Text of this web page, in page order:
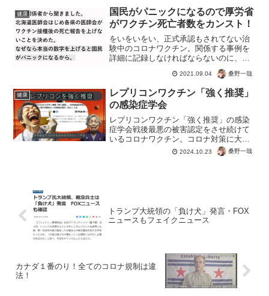
健康
国民がパニックになるので厚労省
がワクチン死亡者数をカンスト！
をいをいをい、正式承認もされてない治
験中のコロナワクチン。関係する事例を
詳細に記録しなければならないのに、死
亡者数をカンスト。理由は副反応を国民
が知ったらパニックになり接種しないか
ら？本当の理由はわかりませんが、本当
にとまってる。これって検...
2021.09.04 桑野一哉
健康
レプリコンワクチン「強く推奨」
の感染症学会
レプリコンワクチン「強く推奨」の感染
症学会戦後最悪の被害認定をさせ続けて
いるコロナワクチン。コロナ対策に大失
敗した日本だけで、人類初のレプリコン
ワクチンを接種。感染対策の役に立つこ
2024.10.23 桑野一哉
トランプ大統領の「負け犬」発言・FOX
ニュースもフェイクニュース
カナダ１番のり！全てのコロナ規制は違
法！